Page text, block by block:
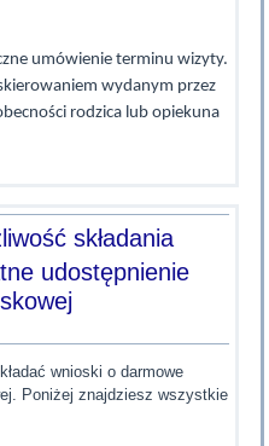
umówienie terminu wizyty.
wydanym przez
rodzica lub opiekuna
składania
udostępnienie
wnioski o darmowe
Poniżej znajdziesz wszystkie